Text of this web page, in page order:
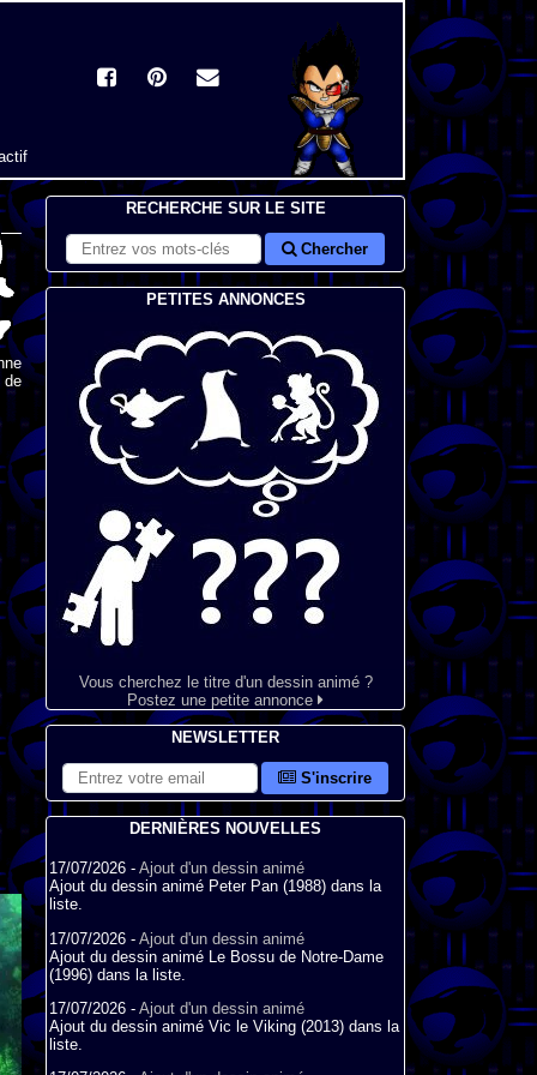
de
RECHERCHE SUR LE SITE
Chercher
PETITES ANNONCES
Vous cherchez le titre d'un dessin animé ?
Postez une petite annonce
NEWSLETTER
S'inscrire
DERNIÈRES NOUVELLES
17/07/2026 - Ajout d'un dessin animé
Ajout du dessin animé Peter Pan (1988) dans la
liste.
17/07/2026 - Ajout d'un dessin animé
Ajout du dessin animé Le Bossu de Notre-Dame
(1996) dans la liste.
17/07/2026 - Ajout d'un dessin animé
Ajout du dessin animé Vic le Viking (2013) dans la
liste.